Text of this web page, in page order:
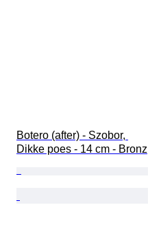
Botero (after) - Szobor,
Dikke poes - 14 cm - Bronz